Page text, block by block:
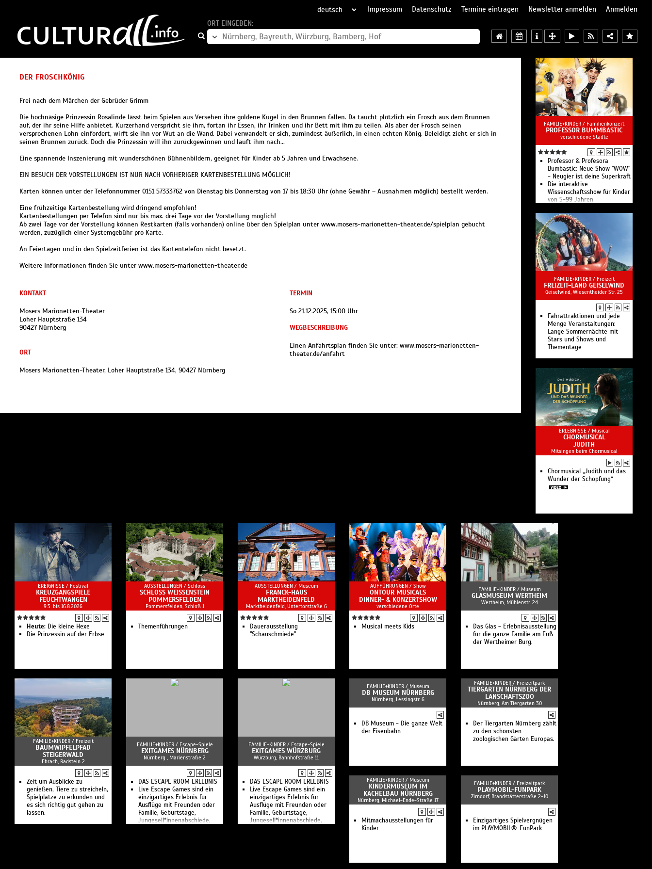
Impressum Datenschutz Termine eintragen Newsletter anmelden
Anmelden
ORT EINGEBEN:
DER FROSCHKÖNIG
Frei nach dem Märchen der Gebrüder Grimm
Die hochnäsige Prinzessin Rosalinde lässt beim Spielen aus Versehen ihre goldene Kugel in den Brunnen fallen. Da taucht plötzlich ein Frosch aus dem Brunnen
auf, der ihr seine Hilfe anbietet. Kurzerhand verspricht sie ihm, fortan ihr Essen, ihr Trinken und ihr Bett mit ihm zu teilen. Als aber der Frosch seinen
versprochenen Lohn einfordert, wirft sie ihn vor Wut an die Wand. Dabei verwandelt er sich, zumindest äußerlich, in einen echten König. Beleidigt zieht er sich in
seinen Brunnen zurück. Doch die Prinzessin will ihn zurückgewinnen und läuft ihm nach...
Eine spannende Inszenierung mit wunderschönen Bühnenbildern, geeignet für Kinder ab 5 Jahren und Erwachsene.
EIN BESUCH DER VORSTELLUNGEN IST NUR NACH VORHERIGER KARTENBESTELLUNG MÖGLICH!
Karten können unter der Telefonnummer 0151 57333762 von Dienstag bis Donnerstag von 17 bis 18:30 Uhr (ohne Gewähr – Ausnahmen möglich) bestellt werden.
Eine frühzeitige Kartenbestellung wird dringend empfohlen!
Kartenbestellungen per Telefon sind nur bis max. drei Tage vor der Vorstellung möglich!
Ab zwei Tage vor der Vorstellung können Restkarten (falls vorhanden) online über den Spielplan unter www.mosers-marionetten-theater.de/spielplan gebucht
werden, zuzüglich einer Systemgebühr pro Karte.
An Feiertagen und in den Spielzeitferien ist das Kartentelefon nicht besetzt.
Weitere Informationen finden Sie unter www.mosers-marionetten-theater.de
KONTAKT
Mosers Marionetten-Theater
Loher Hauptstraße 134
90427 Nürnberg
ORT
Mosers Marionetten-Theater, Loher Hauptstraße 134, 90427 Nürnberg
TERMIN
So 21.12.2025, 15:00 Uhr
WEGBESCHREIBUNG
Einen Anfahrtsplan finden Sie unter: www.mosers-marionetten-
theater.de/anfahrt
FAMILIE+KINDER / Familienkonzert
PROFESSOR BUMMBASTIC
verschiedene Städte
Professor & Profesora
Bumbastic: Neue Show "WOW"
- Neugier ist deine Superkraft
Die interaktive
Wissenschaftsshow für Kinder
von 5-99 Jahren
FAMILIE+KINDER / Freizeit
FREIZEIT-LAND GEISELWIND
Geiselwind, Wiesentheider Str. 25
Fahrattraktionen und jede
Menge Veranstaltungen:
Lange Sommernächte mit
Stars und Shows und
Thementage
ERLEBNISSE / Musical
CHORMUSICAL
JUDITH
Mitsingen beim Chormusical
Chormusical „Judith und das
Wunder der Schöpfung“
EREIGNISSE / Festival
KREUZGANGSPIELE
FEUCHTWANGEN
9.5. bis 16.8.2026
Heute: Die kleine Hexe
Die Prinzessin auf der Erbse
AUSSTELLUNGEN / Schloss
SCHLOSS WEISSENSTEIN
POMMERSFELDEN
Pommersfelden, Schloß 1
Themenführungen
AUSSTELLUNGEN / Museum
FRANCK-HAUS
MARKTHEIDENFELD
Marktheidenfeld, Untertorstraße 6
Dauerausstellung
"Schauschmiede"
AUFFÜHRUNGEN / Show
ONTOUR MUSICALS
DINNER- & KONZERTSHOW
verschiedene Orte
Musical meets Kids
FAMILIE+KINDER / Museum
GLASMUSEUM WERTHEIM
Wertheim, Mühlenstr. 24
Das Glas - Erlebnisausstellung
für die ganze Familie am Fuß
der Wertheimer Burg.
FAMILIE+KINDER / Freizeit
BAUMWIPFELPFAD
STEIGERWALD
Ebrach, Radstein 2
Zeit um Ausblicke zu
genießen, Tiere zu streicheln,
Spielplätze zu erkunden und
es sich richtig gut gehen zu
lassen.
FAMILIE+KINDER / Escape-Spiele
EXITGAMES NÜRNBERG
Nürnberg , Marienstraße 2
DAS ESCAPE ROOM ERLEBNIS
Live Escape Games sind ein
einzigartiges Erlebnis für
Ausflüge mit Freunden oder
Familie, Geburtstage,
Jungesell*innenabschiede,
FAMILIE+KINDER / Escape-Spiele
EXITGAMES WÜRZBURG
Würzburg, Bahnhofstraße 11
DAS ESCAPE ROOM ERLEBNIS
Live Escape Games sind ein
einzigartiges Erlebnis für
Ausflüge mit Freunden oder
Familie, Geburtstage,
Jungesell*innenabschiede,
FAMILIE+KINDER / Museum
DB MUSEUM NÜRNBERG
Nürnberg, Lessingstr. 6
DB Museum - Die ganze Welt
der Eisenbahn
FAMILIE+KINDER / Freizeitpark
TIERGARTEN NÜRNBERG DER
LANSCHAFTSZOO
Nürnberg, Am Tiergarten 30
Der Tiergarten Nürnberg zählt
zu den schönsten
zoologischen Gärten Europas.
FAMILIE+KINDER / Museum
KINDERMUSEUM IM
KACHELBAU NÜRNBERG
Nürnberg, Michael-Ende-Straße 17
Mitmachausstellungen für
Kinder
FAMILIE+KINDER / Freizeitpark
PLAYMOBIL-FUNPARK
Zirndorf, Brandstätterstraße 2-10
Einzigartiges Spielvergnügen
im PLAYMOBIL®-FunPark